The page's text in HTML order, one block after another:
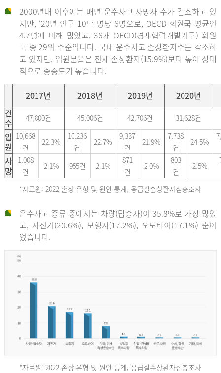
2000년대 이후에는 매년 운수사고 사망자 수가 감소하고 있
지만, ’20년 인구 10만 명당 6명으로, OECD 회원국 평균인
4.7명에 비해 많았고, 36개 OECD(경제협력개발기구) 회원
국 중 29위 수준입니다. 국내 운수사고 손상환자수는 감소하
고 있지만, 입원분율은 전체 손상환자(15.9%)보다 높아 상대
적으로 중증도가 높습니다.
2017년 2018년 2019년
2020년
건
수
47,800건 45,006건 42,706건 31,628건
입
원
10,668
건
22.3%
10,236
건
22.7%
9,337
건
21.9%
7,738
건
24.5%
사
망
1,008
건
2.1% 955건 2.1%
871
건
2.0%
803
건
2.5%
*자료원: 2022 손상 유형 및 원인 통계, 응급실손상환자심층조사
운수사고 종류 중에서는 차량(탑승자)이 35.8%로 가장 많았
고, 자전거(20.6%), 보행자(17.2%), 오토바이(17.1%) 순이
었습니다.
*자료원: 2022 손상 유형 및 원인 통계, 응급실손상환자심층조사